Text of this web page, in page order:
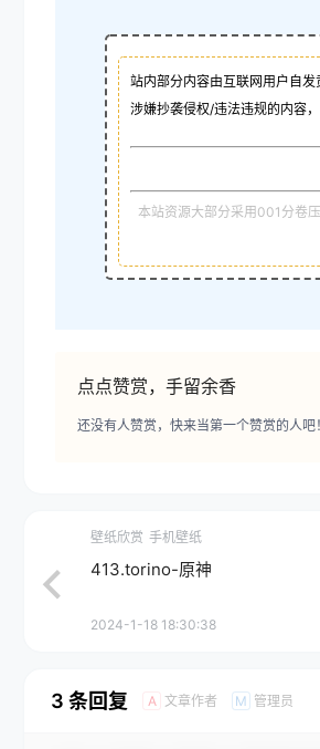
站内部分内容由互联网用户自
涉嫌抄袭侵权/违法违规的内容
本站资源大部分采用001分卷
点点赞赏，手留余香
还没有人赞赏，快来当第一个赞赏的人吧！
壁纸欣赏 手机壁纸
413.torino-原神
2024-1-18 18:30:38
3 条回复 A 文章作者 M 管理员